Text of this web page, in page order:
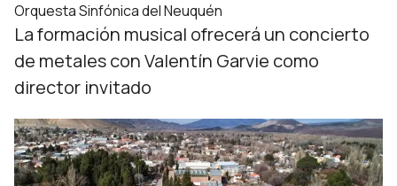
Orquesta Sinfónica del Neuquén
La formación musical ofrecerá un concierto
de metales con Valentín Garvie como
director invitado